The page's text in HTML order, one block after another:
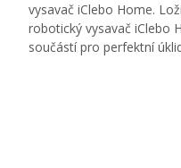
vysavač iClebo Home.
robotický vysavač iClebo
součástí pro perfektní